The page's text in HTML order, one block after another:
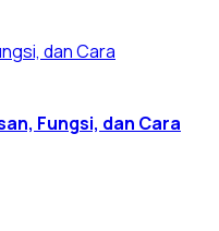
Fungsi, dan Cara